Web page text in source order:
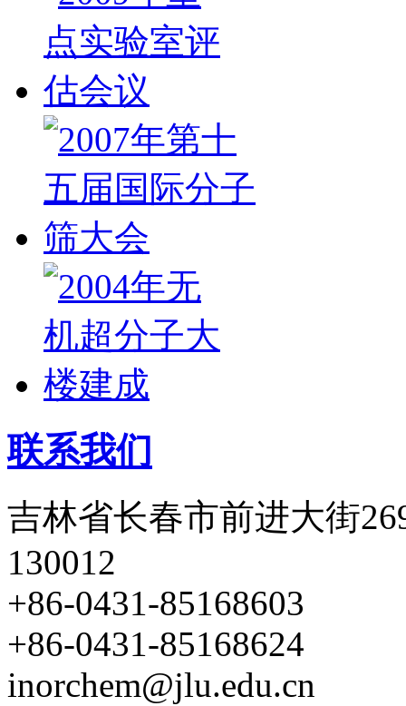
联系我们
吉林省长春市前进大街
130012
+86-0431-85168603
+86-0431-85168624
inorchem@jlu.edu.cn